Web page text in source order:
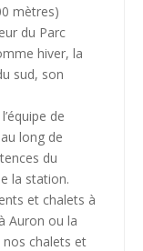
mètres)
du Parc
hiver, la
sud, son
de
long de
du
la station.
et chalets à
Auron ou la
nos chalets et